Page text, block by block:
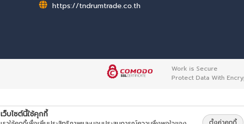
https://tndrumtrade.co.th
Work is Secure
Protect Data With
เว็บไซต์นี้ใช้คุกกี้